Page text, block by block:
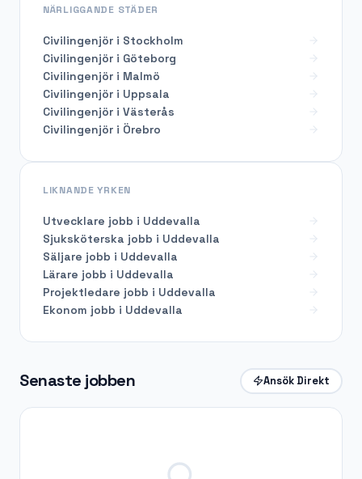
Senaste jobben Ansök Direkt
NÄRLIGGANDE STÄDER
Civilingenjör i Stockholm
Civilingenjör i Göteborg
Civilingenjör i Malmö
Civilingenjör i Uppsala
Civilingenjör i Västerås
Civilingenjör i Örebro
LIKNANDE YRKEN
Utvecklare jobb i Uddevalla
Sjuksköterska jobb i Uddevalla
Säljare jobb i Uddevalla
Lärare jobb i Uddevalla
Projektledare jobb i Uddevalla
Ekonom jobb i Uddevalla